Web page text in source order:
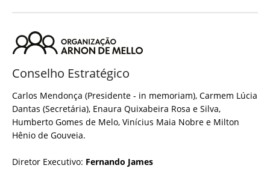
Conselho Estratégico
Carlos Mendonça (Presidente - in memoriam), Carmem Lúcia
Dantas (Secretária), Enaura Quixabeira Rosa e Silva,
Humberto Gomes de Melo, Vinícius Maia Nobre e Milton
Hênio de Gouveia.
Diretor Executivo: Fernando James